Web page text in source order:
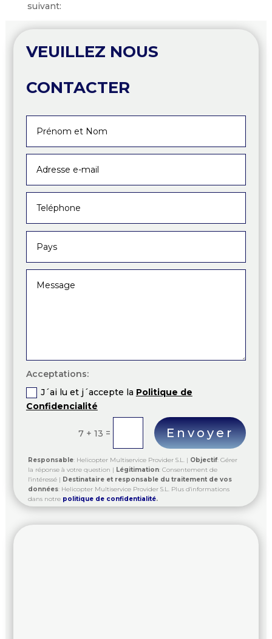
suivant:
VEUILLEZ NOUS
CONTACTER
Acceptations:
J´ai lu et j´accepte la Politique de
Confidencialité
7 + 13 = Envoyer
Responsable: Helicopter Multiservice Provider S.L. | Objectif: Gérer
la réponse à votre question | Légitimation: Consentement de
l'intéressé | Destinataire et responsable du traitement de vos
données: Helicopter Multiservice Provider S.L. Plus d'informations
dans notre politique de confidentialité.